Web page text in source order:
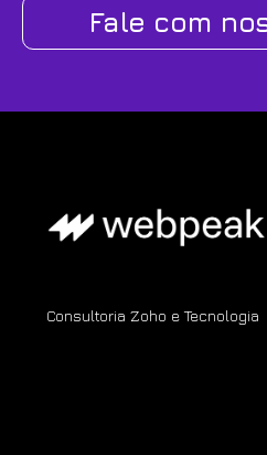
Fale com
Consultoria Zoho e Tecnologia